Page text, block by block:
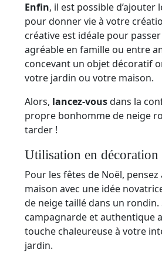
Enfin, il est possible d’ajouter
pour donner vie à votre
créative est idéale pour
agréable en famille ou entre
concevant un objet décoratif
votre jardin ou votre maison.
Alors, lancez-vousdans la
propre bonhomme de neige
tarder !
Utilisation en décoration
Pour les fêtes de Noël,
maison avec une idée
de neige taillé dans un rondin.
campagnarde et authentique
touche chaleureuse à votre
jardin.